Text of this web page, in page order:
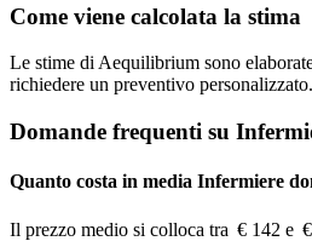
Come viene calcolata la stima
Le stime di Aequilibrium sono
richiedere un preventivo personalizzato.
Domande frequenti su
Quanto costa in media Infermiere
Il prezzo medio si colloca tra € 142 e